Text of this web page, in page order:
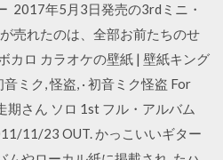
2017年5月3日発売の3rdミニ・
売れたのは、全部お前たちのせ
カロ カラオケの壁紙 | 壁紙キング
ミク, 怪盗, · 初音ミク怪盗 For
期さん ソロ 1st フル・アルバム
11/23 OUT. かっこいいギター